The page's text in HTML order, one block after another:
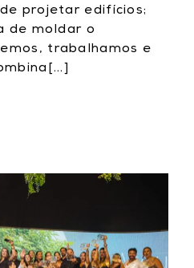
projetar edifícios;
de moldar o
trabalhamos e